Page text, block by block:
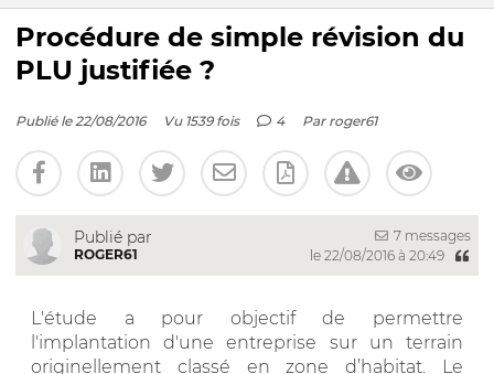
Procédure de simple révision du
PLU justifiée ?
Publié le 22/08/2016 Vu 1539 fois 4 Par roger61
Publié par
ROGER61
7 messages
le 22/08/2016 à 20:49
L'étude a pour objectif de permettre
l'implantation d'une entreprise sur un terrain
originellement classé en zone d’habitat. Le